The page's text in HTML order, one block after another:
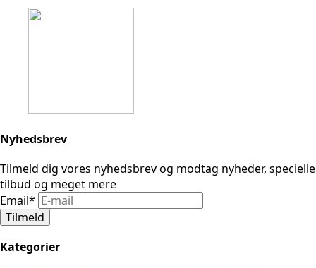
Nyhedsbrev
Tilmeld dig vores nyhedsbrev og modtag nyheder, specielle
tilbud og meget mere
Email*
Tilmeld
Kategorier